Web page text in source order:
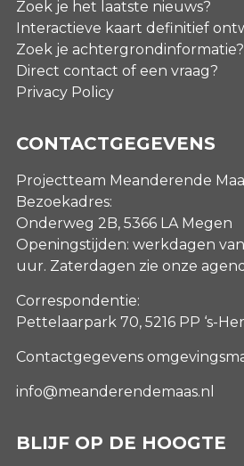
Zoek je het laatste nieuws?
Interactieve kaart definitief
Zoek je achtergrondinformatie?
Direct contact of een vraag?
Privacy Policy
CONTACTGEGEVENS
Projectteam Meanderende
Bezoekadres:
Onderweg 2B, 5366 LA Megen
Openingstijden: werkdagen
uur. Zaterdagen zie onze
Correspondentie:
Pettelaarpark 70, 5216 PP ‘s-
Contactgegevens
info@meanderendemaas.nl
BLIJF OP DE HOOGTE